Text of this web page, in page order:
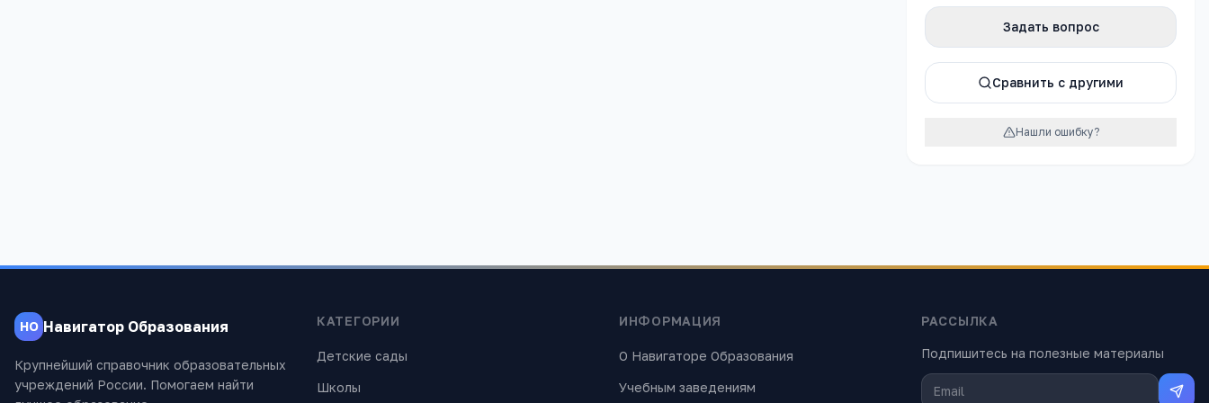
Задать вопрос
Сравнить с другими
Нашли ошибку?
НО Навигатор Образования
Крупнейший справочник образовательных
учреждений России. Помогаем найти
КАТЕГОРИИ
Детские сады
Школы
ИНФОРМАЦИЯ
О Навигаторе Образования
Учебным заведениям
РАССЫЛКА
Подпишитесь на полезные материалы